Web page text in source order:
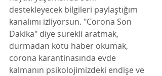
destekleyecek bilgileri paylaştığım
kanalımı izliyorsun. "Corona Son
Dakika" diye sürekli aratmak,
durmadan kötü haber okumak,
corona karantinasında evde
kalmanın psikolojimizdeki endişe ve